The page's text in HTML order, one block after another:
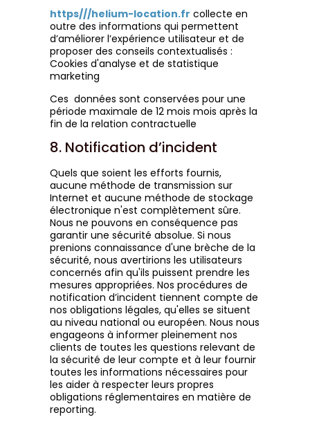
https///helium-location.fr collecte en
outre des informations qui permettent
d’améliorer l’expérience utilisateur et de
proposer des conseils contextualisés :
Cookies d'analyse et de statistique
marketing
Ces données sont conservées pour une
période maximale de 12 mois mois après la
fin de la relation contractuelle
8. Notification d’incident
Quels que soient les efforts fournis,
aucune méthode de transmission sur
Internet et aucune méthode de stockage
électronique n'est complètement sûre.
Nous ne pouvons en conséquence pas
garantir une sécurité absolue. Si nous
prenions connaissance d'une brèche de la
sécurité, nous avertirions les utilisateurs
concernés afin qu'ils puissent prendre les
mesures appropriées. Nos procédures de
notification d’incident tiennent compte de
nos obligations légales, qu'elles se situent
au niveau national ou européen. Nous nous
engageons à informer pleinement nos
clients de toutes les questions relevant de
la sécurité de leur compte et à leur fournir
toutes les informations nécessaires pour
les aider à respecter leurs propres
obligations réglementaires en matière de
reporting.